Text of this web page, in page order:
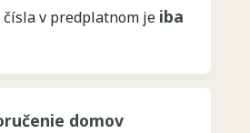
čísla v predplatnom je iba
domov